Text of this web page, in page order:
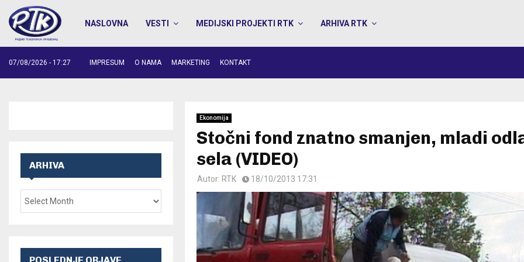
NASLOVNA VESTI MEDIJSKI PROJEKTI RTK ARHIVA RTK
07/08/2026 - 17:27 IMPRESUM O NAMA MARKETING KONTAKT
Ekonomija
Stočni fond znatno smanjen, mladi
sela (VIDEO)
Autor: RTK 18/10/2013 17:31
ARHIVA